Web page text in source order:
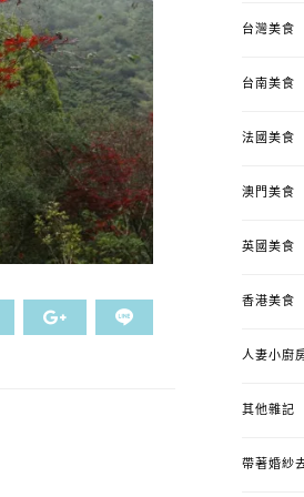
台灣美食
台南美食
法國美食
澳門美食
英國美食
香港美食
人妻小廚
其他雜記
帶著婚紗